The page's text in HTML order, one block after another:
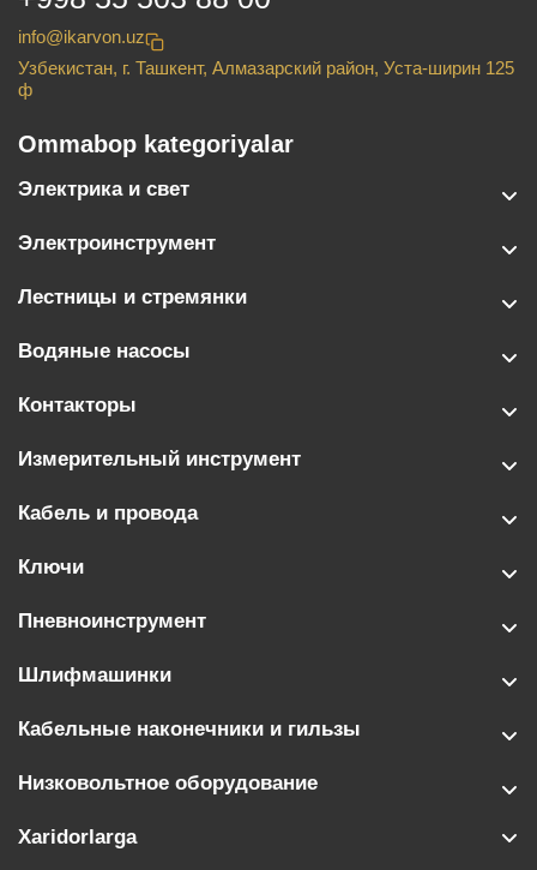
info@ikarvon.uz
Узбекистан, г. Ташкент, Алмазарский район, Уста-ширин 125
ф
Ommabop kategoriyalar
Электрика и свет
Электроинструмент
Лестницы и стремянки
Водяные насосы
Контакторы
Измерительный инструмент
Кабель и провода
Ключи
Пневноинструмент
Шлифмашинки
Кабельные наконечники и гильзы
Низковольтное оборудование
Xaridorlarga